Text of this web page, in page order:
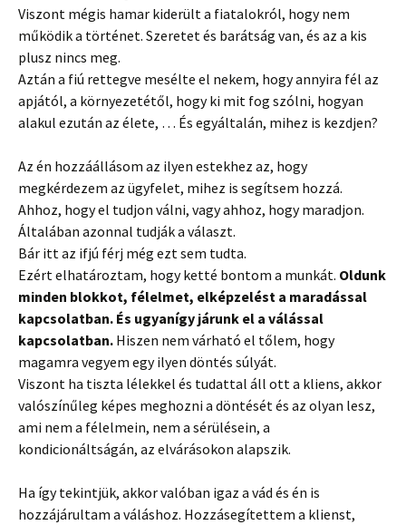
Viszont mégis hamar kiderült a fiatalokról, hogy nem
működik a történet. Szeretet és barátság van, és az a kis
plusz nincs meg.
Aztán a fiú rettegve mesélte el nekem, hogy annyira fél az
apjától, a környezetétől, hogy ki mit fog szólni, hogyan
alakul ezután az élete, … És egyáltalán, mihez is kezdjen?
Az én hozzáállásom az ilyen estekhez az, hogy
megkérdezem az ügyfelet, mihez is segítsem hozzá.
Ahhoz, hogy el tudjon válni, vagy ahhoz, hogy maradjon.
Általában azonnal tudják a választ.
Bár itt az ifjú férj még ezt sem tudta.
Ezért elhatároztam, hogy ketté bontom a munkát. Oldunk
minden blokkot, félelmet, elképzelést a maradással
kapcsolatban. És ugyanígy járunk el a válással
kapcsolatban. Hiszen nem várható el tőlem, hogy
magamra vegyem egy ilyen döntés súlyát.
Viszont ha tiszta lélekkel és tudattal áll ott a kliens, akkor
valószínűleg képes meghozni a döntését és az olyan lesz,
ami nem a félelmein, nem a sérülésein, a
kondicionáltságán, az elvárásokon alapszik.
Ha így tekintjük, akkor valóban igaz a vád és én is
hozzájárultam a váláshoz. Hozzásegítettem a klienst,